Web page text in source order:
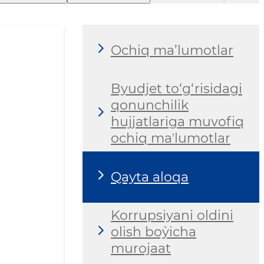
Ochiq ma’lumotlar
Byudjet to‘g‘risidagi
qonunchilik
hujjatlariga muvofiq
ochiq maʼlumotlar
Qayta aloqa
Korrupsiyani oldini
olish bo`yicha
murojaat